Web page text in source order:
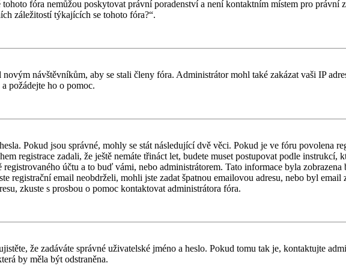
fóra nemůžou poskytovat právní poradenství a není kontaktním místem pro
záležitostí týkajících se tohoto fóra?“.
návštěvníkům, aby se stali členy fóra. Administrátor mohl také zakázat vaši IP
požádejte ho o pomoc.
Pokud jsou správné, mohly se stát následující dvě věci. Pokud je ve fóru povolena
registrace zadali, že ještě nemáte třináct let, budete muset postupovat podle instrukcí,
účtu a to buď vámi, nebo administrátorem. Tato informace byla
registrační email neobdrželi, mohli jste zadat špatnou emailovou adresu, nebo byl email
zkuste s prosbou o pomoc kontaktovat administrátora fóra.
že zadáváte správné uživatelské jméno a heslo. Pokud tomu tak je, kontaktujte
by měla být odstraněna.